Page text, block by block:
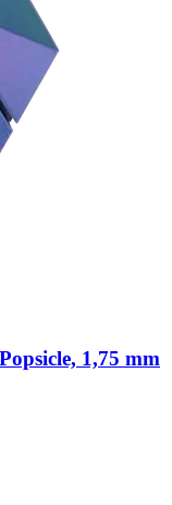
1,75 mm